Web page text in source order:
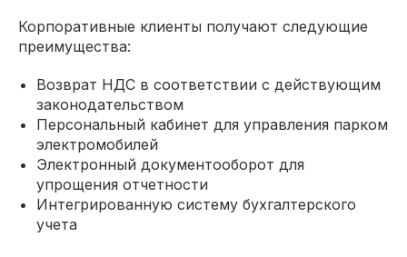
Корпоративные клиенты получают следующие
преимущества:
Возврат НДС в соответствии с действующим
законодательством
Персональный кабинет для управления парком
электромобилей
Электронный документооборот для
упрощения отчетности
Интегрированную систему бухгалтерского
учета